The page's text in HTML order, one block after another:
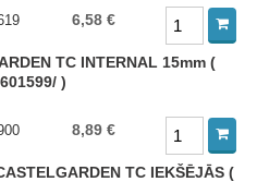
6,58 €
TC INTERNAL 15mm (
)
8,89 €
TC IEKŠĒJĀS (